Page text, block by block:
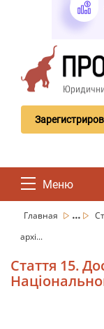
Меню
Главная ...
архі...
Стаття 15.